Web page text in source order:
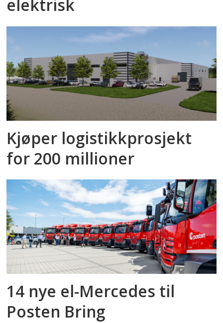
elektrisk
Kjøper logistikkprosjekt
for 200 millioner
14 nye el-Mercedes til
Posten Bring